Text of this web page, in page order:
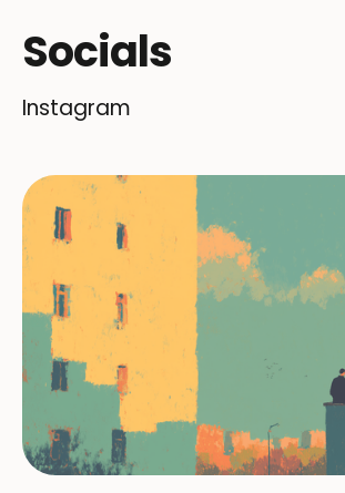
Socials
Instagram